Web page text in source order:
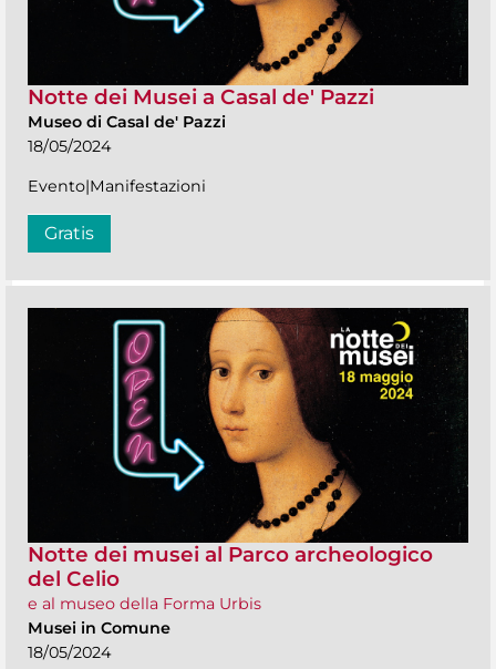
Notte dei Musei a Casal de' Pazzi
Museo di Casal de' Pazzi
18/05/2024
Evento|Manifestazioni
Gratis
Notte dei musei al Parco archeologico
del Celio
e al museo della Forma Urbis
Musei in Comune
18/05/2024